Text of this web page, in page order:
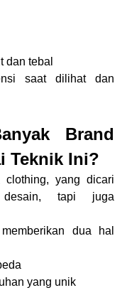
dan tebal
saat dilihat dan
Brand
Teknik Ini?
clothing, yang dicari
tapi juga
dua hal
yang unik